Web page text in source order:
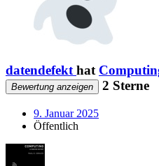
datendefekt hat
Bewertung anzeigen 2 Sterne
9. Januar 2025
Öffentlich